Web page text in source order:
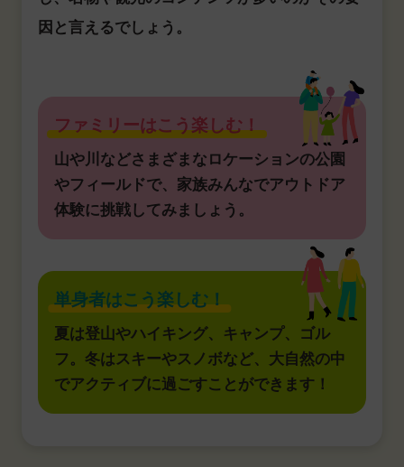
因と言えるでしょう。
ファミリーはこう楽しむ！
山や川などさまざまなロケーションの公園
やフィールドで、家族みんなでアウトドア
体験に挑戦してみましょう。
単身者はこう楽しむ！
夏は登山やハイキング、キャンプ、ゴル
フ。冬はスキーやスノボなど、大自然の中
でアクティブに過ごすことができます！